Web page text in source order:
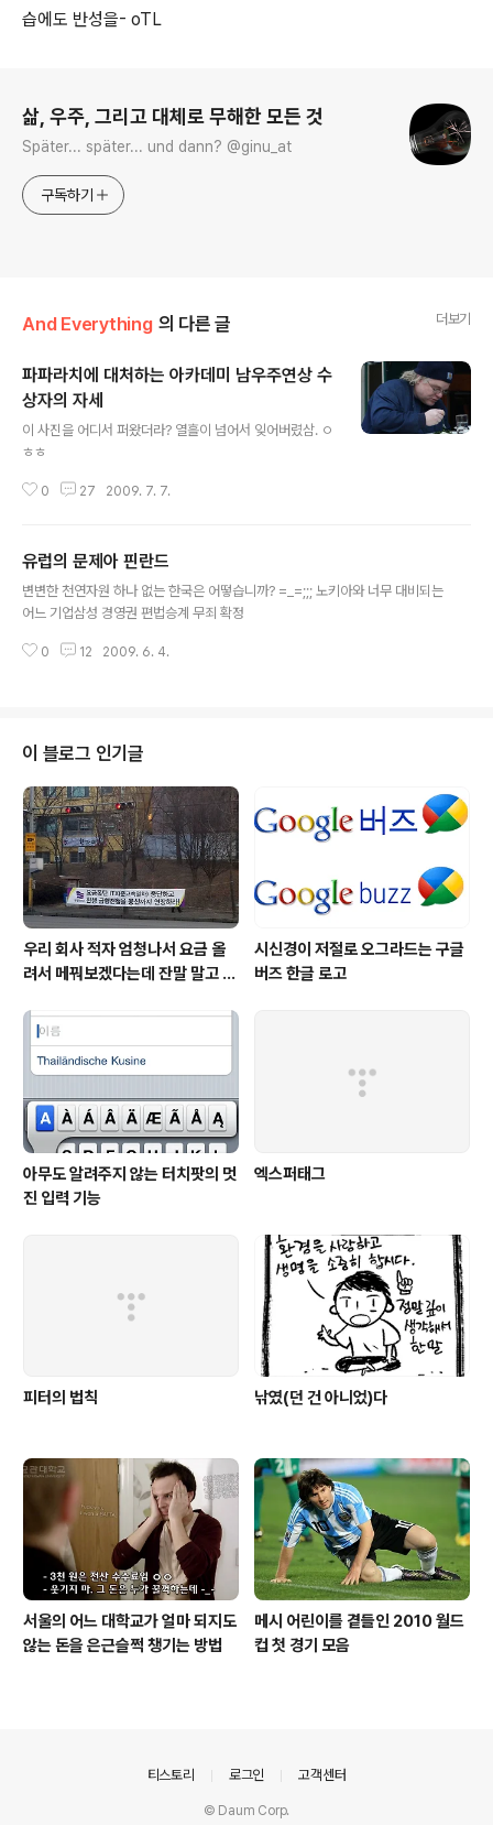
습에도 반성을- oTL
삶, 우주, 그리고 대체로 무해한 모든 것
Später... später... und dann? @ginu_at
구독하기
And Everything 의 다른 글 더보기
파파라치에 대처하는 아카데미 남우주연상 수
상자의 자세
이 사진을 어디서 퍼왔더라? 열흘이 넘어서 잊어버렸삼. ㅇ
ㅎㅎ
0 27 2009. 7. 7.
유럽의 문제아 핀란드
변변한 천연자원 하나 없는 한국은 어떻습니까? =_=;;; 노키아와 너무 대비되는
어느 기업삼성 경영권 편법승계 무죄 확정
0 12 2009. 6. 4.
이 블로그 인기글
우리 회사 적자 엄청나서 요금 올
려서 메꿔보겠다는데 잔말 말고 탈
시신경이 저절로 오그라드는 구글
버즈 한글 로고
아무도 알려주지 않는 터치팟의 멋
진 입력 기능
엑스퍼태그
피터의 법칙 낚였(던 건 아니었)다
서울의 어느 대학교가 얼마 되지도
않는 돈을 은근슬쩍 챙기는 방법
메시 어린이를 곁들인 2010 월드
컵 첫 경기 모음
티스토리 로그인 고객센터
© Daum Corp.